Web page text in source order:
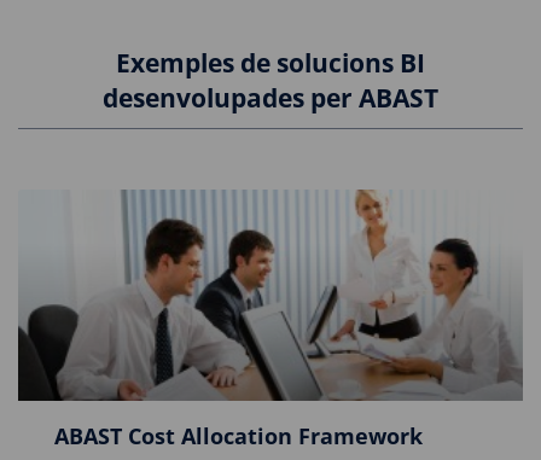
Exemples de solucions BI
desenvolupades per ABAST
ABAST Cost Allocation Framework